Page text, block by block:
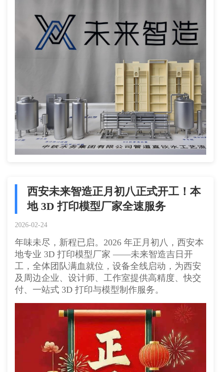
西安未来智造正月初八正式开工！本
地 3D 打印模型厂家全速服务
2026-02-24
年味未尽，新程已启。2026 年正月初八，西安本
地专业 3D 打印模型厂家 ——未来智造吉日开
工，全体团队满血就位，设备全线启动，为西安
及周边企业、设计师、工作室提供高精度、快交
付、一站式 3D 打印与模型制作服务。